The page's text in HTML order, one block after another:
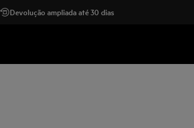
Devolução ampliada até 30 dias